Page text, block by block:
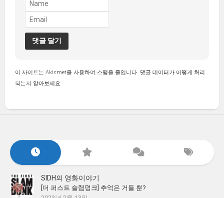
이 사이트는 Akismet을 사용하여 스팸을 줄입니다. 댓글 데이터가 어떻게 처리
되는지 알아보세요.
SIDH의 영화이야기
[더 퍼스트 슬램덩크] 추억은 거들 뿐?